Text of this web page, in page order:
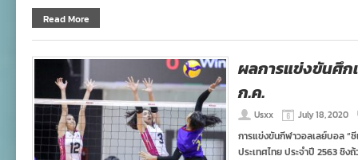
Read More
ผลการแข่งขันศึก
ก.ค.
Usxx July 18, 2020
การแข่งขันกีฬาวอลเลย์บอล “
ประเทศไทย ประจำปี 2563 ชิง